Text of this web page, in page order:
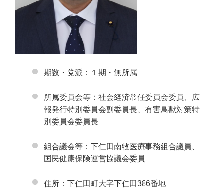
期数・党派：１期・無所属
所属委員会等：社会経済常任委員会委員、広
報発行特別委員会副委員長、有害鳥獣対策特
別委員会委員長
組合議会等：下仁田南牧医療事務組合議員、
国民健康保険運営協議会委員
住所：下仁田町大字下仁田386番地